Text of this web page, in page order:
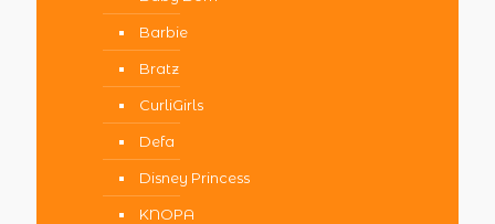
Barbie
Bratz
CurliGirls
Defa
Disney Princess
KNOPA